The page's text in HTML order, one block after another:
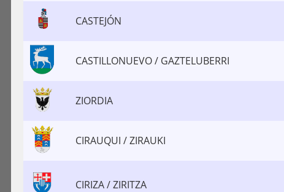
CASTEJÓN
CASTILLONUEVO / GAZTELUBERRI
ZIORDIA
CIRAUQUI / ZIRAUKI
CIRIZA / ZIRITZA